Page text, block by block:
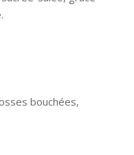
bouchées,